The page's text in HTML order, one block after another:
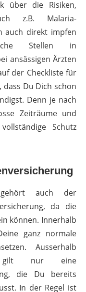
über die Risiken,
z.B. Malaria-
auch direkt impfen
Stellen in
ansässigen Ärzten
der Checkliste für
Du Dich schon
Denn je nach
Zeiträume und
Schutz
gehört auch der
da die
können. Innerhalb
ganz normale
Ausserhalb
gilt nur eine
die Du bereits
In der Regel ist